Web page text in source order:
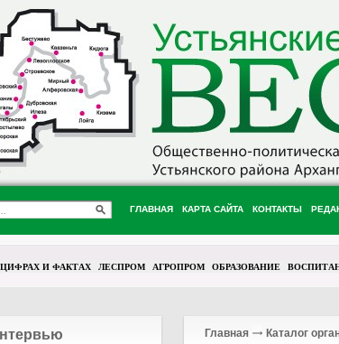
ГЛАВНАЯ КАРТА САЙТА КОНТАКТЫ
И ФАКТАХ ЛЕСПРОМ АГРОПРОМ ОБРАЗОВАНИЕ
Главная Каталог